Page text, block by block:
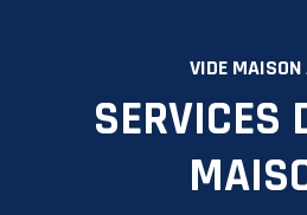
VIDE MAISON
SERVICES